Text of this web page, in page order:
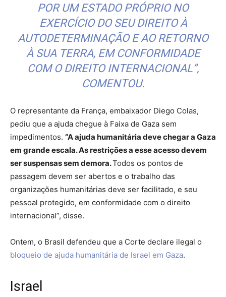
POR UM ESTADO PRÓPRIO NO
EXERCÍCIO DO SEU DIREITO À
AUTODETERMINAÇÃO E AO RETORNO
À SUA TERRA, EM CONFORMIDADE
COM O DIREITO INTERNACIONAL”,
COMENTOU.
O representante da França, embaixador Diego Colas,
pediu que a ajuda chegue à Faixa de Gaza sem
impedimentos. “A ajuda humanitária deve chegar a Gaza
em grande escala. As restrições a esse acesso devem
ser suspensas sem demora.Todos os pontos de
passagem devem ser abertos e o trabalho das
organizações humanitárias deve ser facilitado, e seu
pessoal protegido, em conformidade com o direito
internacional”, disse.
Ontem, o Brasil defendeu que a Corte declare ilegal o
bloqueio de ajuda humanitária de Israel em Gaza.
Israel